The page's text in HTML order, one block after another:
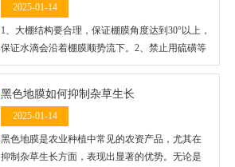
凉的地方，不要接近热源，避免阳光照射。
2025-01-14
1、大棚结构要合理，保证棚膜角度达到30°以上，
保证水滴会沿着棚膜顺势流下。2、禁止用硫磺等
熏棚，闷棚，禁止使用强酸、强碱农药，以免影
竹竿等尖状物直接接触和磨擦，防止对棚膜造成
不要的损坏。
黑色地膜如何抑制杂草生长
2025-01-14
黑色地膜是农业种植中常见的农资产品，尤其在
抑制杂草生长方面，表现出显著的优势。无论是